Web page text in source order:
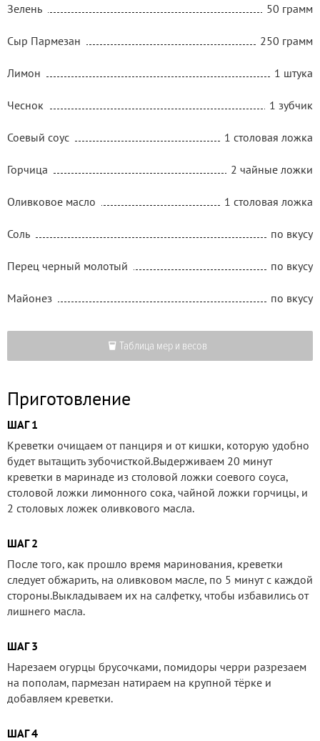
Зелень 50 грамм
Сыр Пармезан 250 грамм
Лимон 1 штука
Чеснок 1 зубчик
Соевый соус 1 столовая ложка
Горчица 2 чайные ложки
Оливковое масло 1 столовая ложка
Соль по вкусу
Перец черный молотый по вкусу
Майонез по вкусу
Таблица мер и весов
Приготовление
ШАГ 1
Креветки очищаем от панциря и от кишки, которую удобно
будет вытащить зубочисткой.Выдерживаем 20 минут
креветки в маринаде из столовой ложки соевого соуса,
столовой ложки лимонного сока, чайной ложки горчицы, и
2 столовых ложек оливкового масла.
ШАГ 2
После того, как прошло время маринования, креветки
следует обжарить, на оливковом масле, по 5 минут с каждой
стороны.Выкладываем их на салфетку, чтобы избавились от
лишнего масла.
ШАГ 3
Нарезаем огурцы брусочками, помидоры черри разрезаем
на пополам, пармезан натираем на крупной тёрке и
добавляем креветки.
ШАГ 4